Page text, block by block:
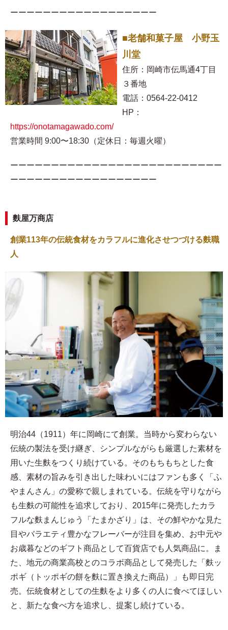
ーーーーーーーーーーーーーーーーーー
■老舗和菓子屋 小野玉
川堂
住所：岡崎市伝馬通4丁目
３番地
電話：0564-22-0412
HP：
https://onotamagawado.com/
営業時間 9:00〜18:30（定休日：毎週火曜）
ーーーーーーーーーーーーーーーーーーーーーーーーーー
ーーーーーーーーーーーーーーーーーー
麩屋万商店
創業113年の伝統食材をカラフルに進化させつづける麩職
人
明治44（1911）年に岡崎にて創業。当時から変わらない
伝統の製法を受け継ぎ、シンプルながらも厳選した素材を
用いた生麩をつくり続けている。そのもちもちとした食
感、素材の旨みを引き出した味わいにはファンも多く「ふ
やまんさん」の愛称で親しまれている。伝統を守りながら
も生麩の可能性を追求しており、2015年に発売したカラ
フルな麩まんじゅう「たまかざり」は、その鮮やかな見た
目やバラエティ豊かなフレーバーが注目を集め、お中元や
お歳暮などのギフト商品として百貨店でも人気商品に。ま
た、地元の商業高校とのコラボ商品として発売した「麩ッ
ポギ（トッポギの餅を麩に置き換えた商品）」も即日完
売。伝統食材としての生麩をより多くの人に食べてほしい
と、新たな食べ方を追求し、提案し続けている。